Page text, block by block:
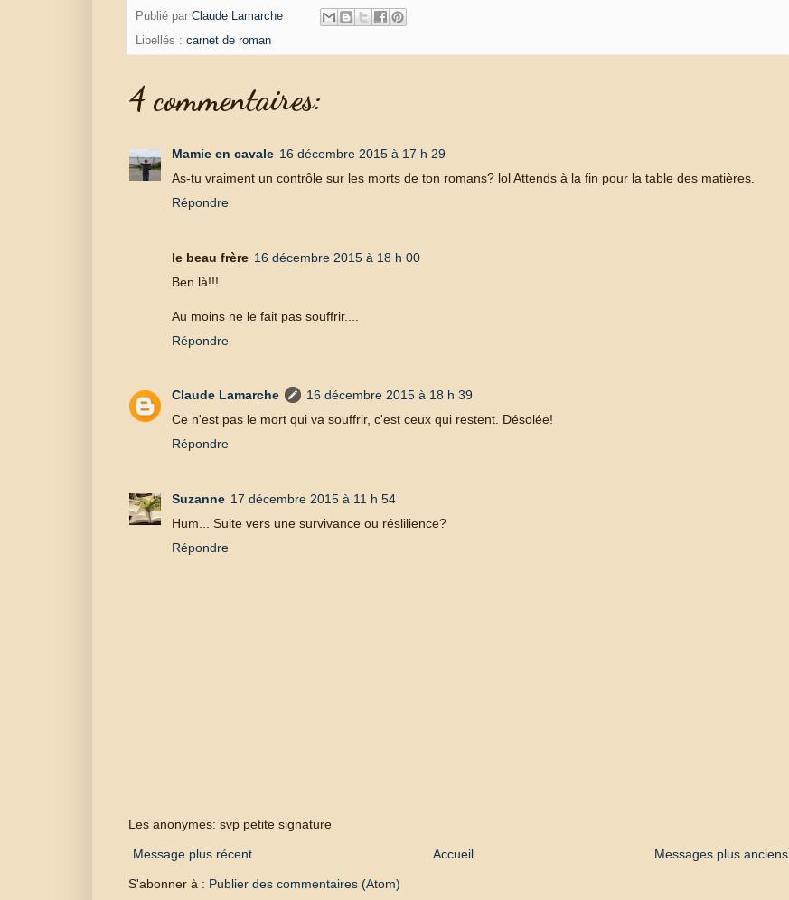
Publié par Claude Lamarche
Libellés : carnet de roman
4 commentaires:
Mamie en cavale 16 décembre 2015 à 17 h 29
As-tu vraiment un contrôle sur les morts de ton romans? lol Attends à la fin pour la table des matières.
Répondre
le beau frère 16 décembre 2015 à 18 h 00
Ben là!!!
Au moins ne le fait pas souffrir....
Répondre
Claude Lamarche
16 décembre 2015 à 18 h 39
Ce n'est pas le mort qui va souffrir, c'est ceux qui restent. Désolée!
Répondre
Suzanne 17 décembre 2015 à 11 h 54
Hum... Suite vers une survivance ou réslilience?
Répondre
Les anonymes: svp petite signature
Message plus récent Messages plus anciens
Accueil
S'abonner à : Publier des commentaires (Atom)